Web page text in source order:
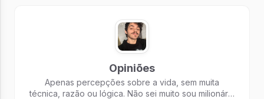
Opiniões
Apenas percepções sobre a vida, sem muita
técnica, razão ou lógica. Não sei muito sou milionário